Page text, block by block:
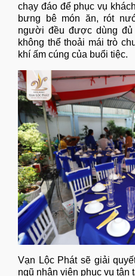
chạy đáo để phục vụ
bưng bê món ăn, rót
người đều được dùng
không thể thoải mái trò
khí ấm cúng của buổi tiệc.
Vạn Lộc Phát sẽ giải
ngũ nhân viên phục vụ tận